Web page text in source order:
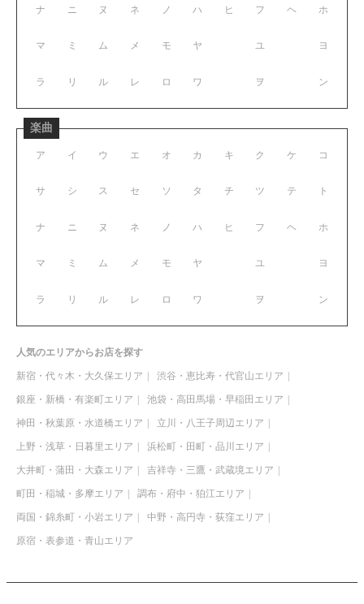
ナ ニ ヌ ネ ノ
マ ミ ム メ モ
ラ リ ル レ ロ
ハ ヒ フ ヘ ホ
ヤ ユ ヨ
ワ ヲ ン
楽曲
ア イ ウ エ オ
サ シ ス セ ソ
ナ ニ ヌ ネ ノ
マ ミ ム メ モ
ラ リ ル レ ロ
カ キ ク ケ コ
タ チ ツ テ ト
ハ ヒ フ ヘ ホ
ヤ ユ ヨ
ワ ヲ ン
人気のエリアからお店を探す
新宿・代々木・大久保エリア 渋谷・恵比寿・代官山エリア
銀座・新橋・有楽町エリア 池袋・高田馬場・早稲田エリア
神田・秋葉原・水道橋エリア 立川・八王子周辺エリア
上野・浅草・日暮里エリア 浜松町・田町・品川エリア
大井町・蒲田・大森エリア 吉祥寺・三鷹・武蔵境エリア
町田・稲城・多摩エリア 調布・府中・狛江エリア
両国・錦糸町・小岩エリア 中野・高円寺・荻窪エリア
原宿・表参道・青山エリア